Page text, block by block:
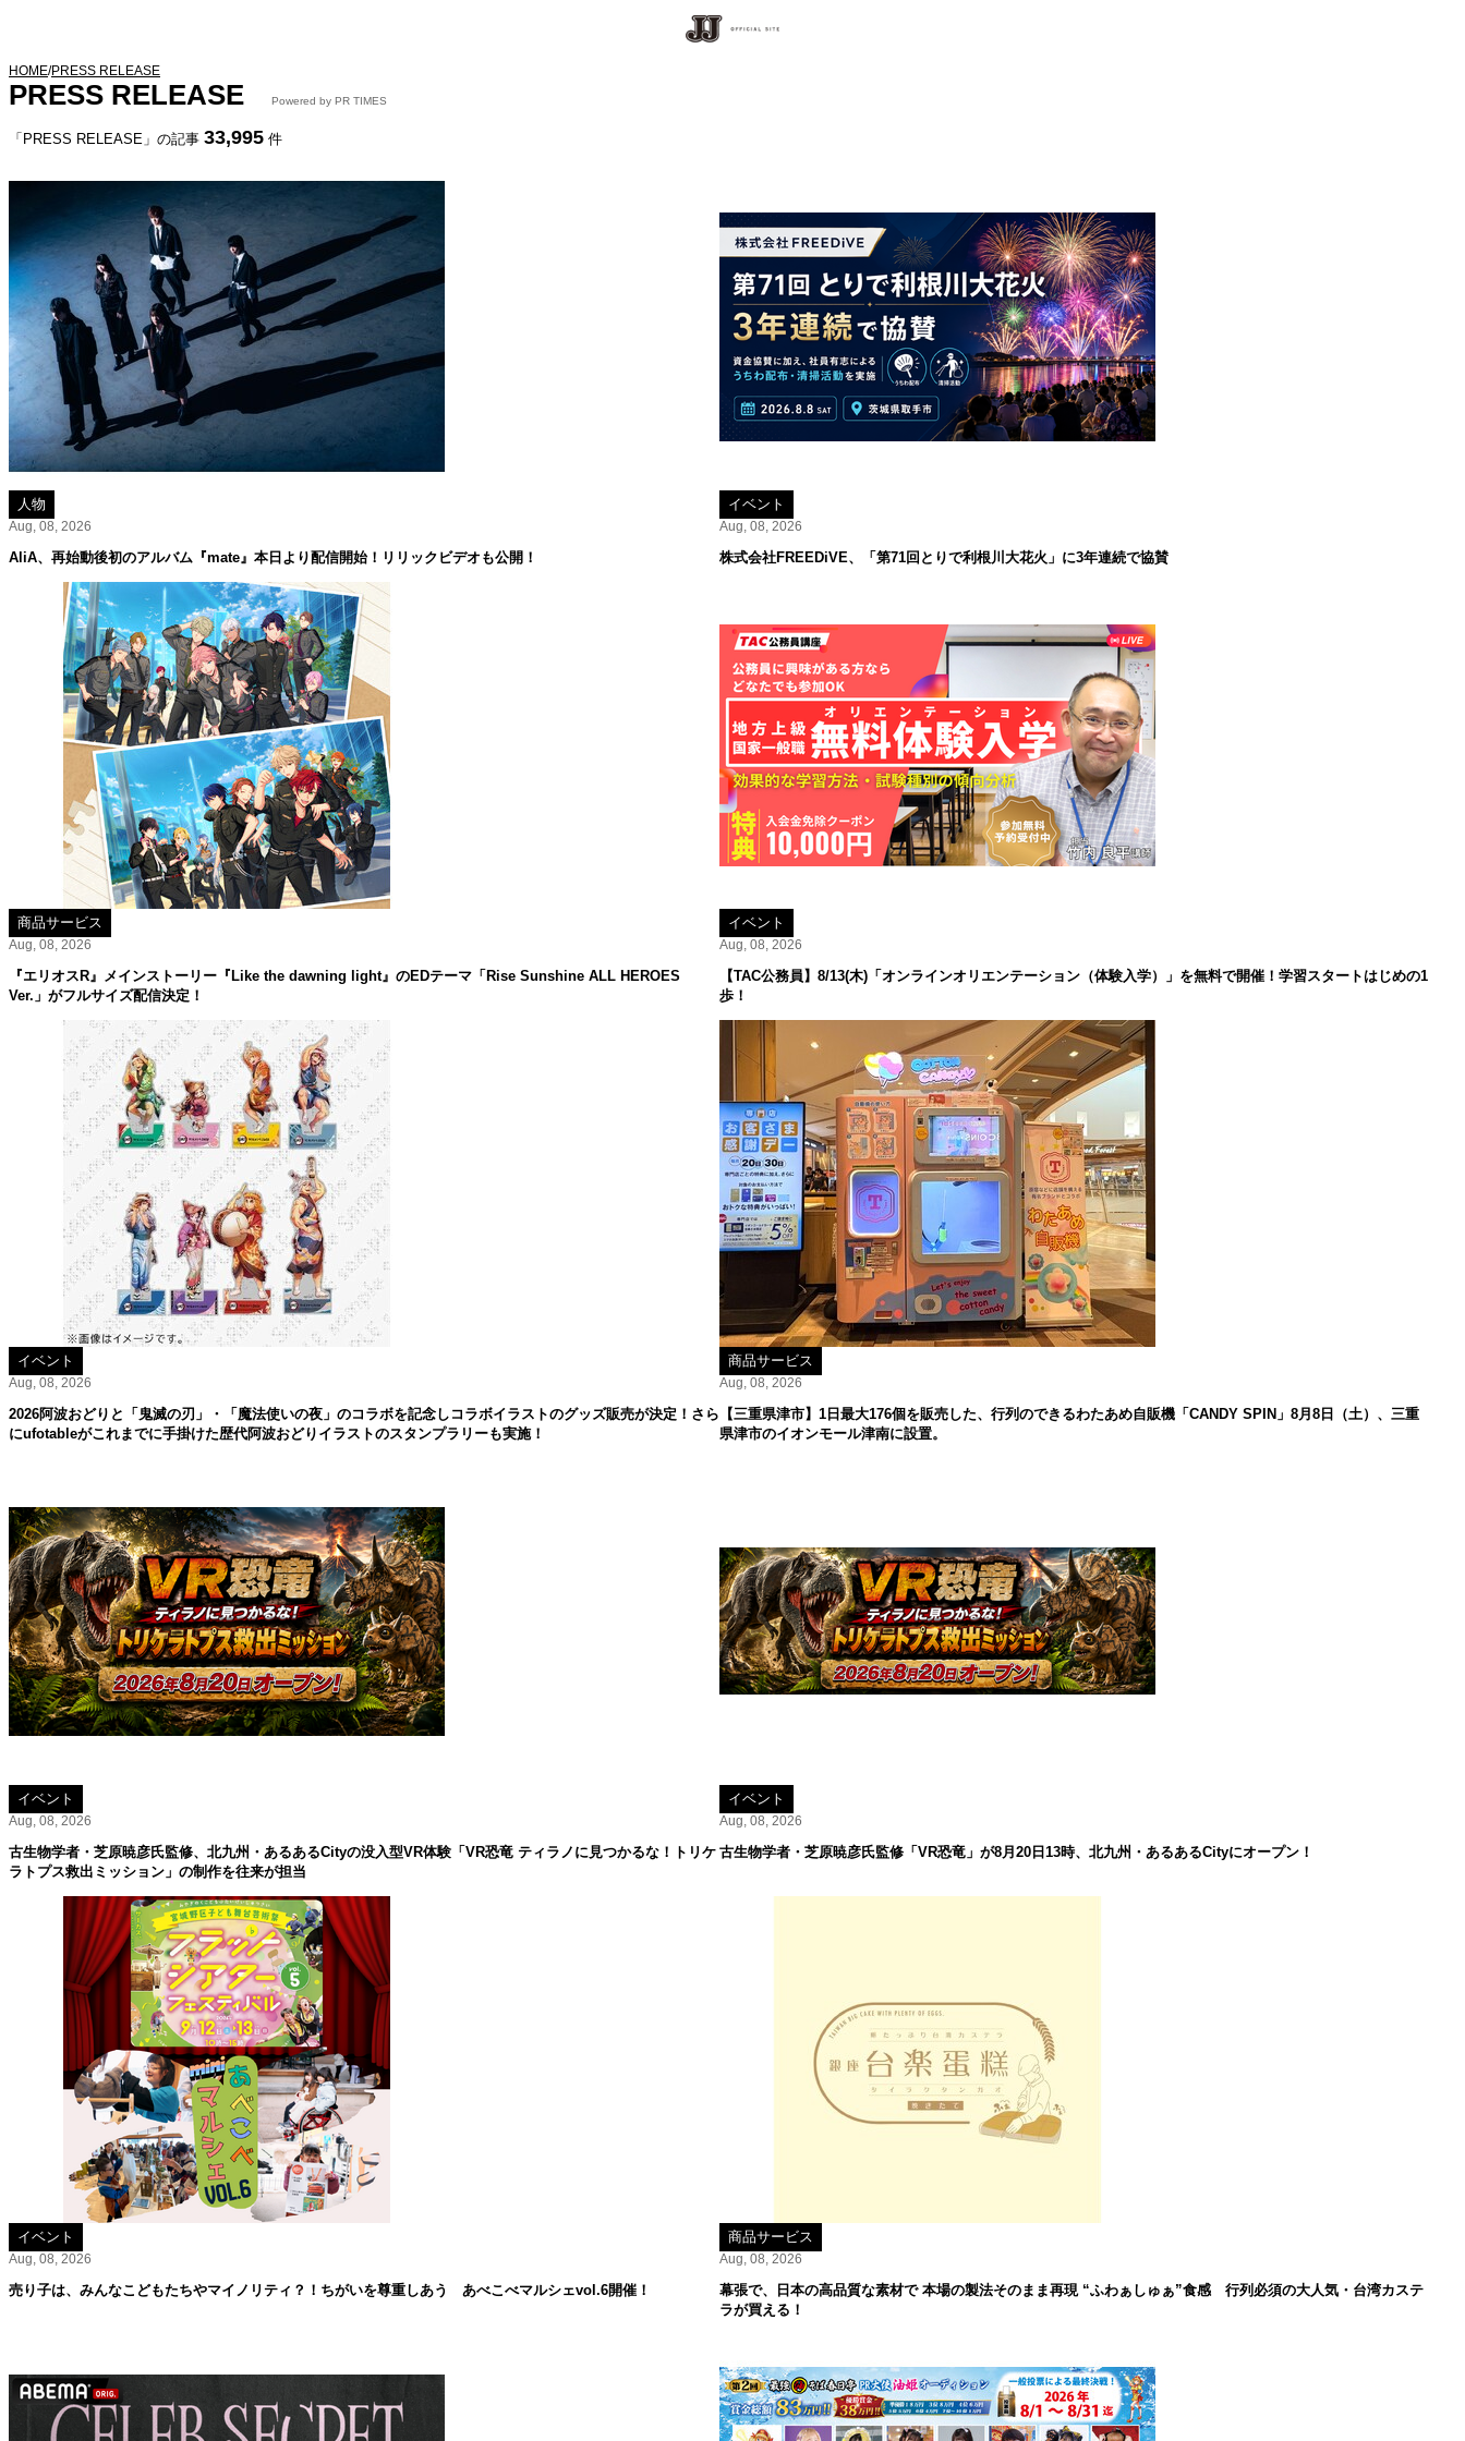
HOME/PRESS RELEASE
PRESS RELEASE Powered by PR TIMES
「PRESS RELEASE」の記事 33,995 件
人物
Aug, 08, 2026
AliA、再始動後初のアルバム『mate』本日より配信開始！リリックビデオも公開！
イベント
Aug, 08, 2026
株式会社FREEDiVE、「第71回とりで利根川大花火」に3年連続で協賛
商品サービス
Aug, 08, 2026
『エリオスR』メインストーリー『Like the dawning light』のEDテーマ「Rise Sunshine ALL HEROES
Ver.」がフルサイズ配信決定！
イベント
Aug, 08, 2026
【TAC公務員】8/13(木)「オンラインオリエンテーション（体験入学）」を無料で開催！学習スタートはじめの1
歩！
イベント
Aug, 08, 2026
2026阿波おどりと「鬼滅の刃」・「魔法使いの夜」のコラボを記念しコラボイラストのグッズ販売が決定！さら
にufotableがこれまでに手掛けた歴代阿波おどりイラストのスタンプラリーも実施！
商品サービス
Aug, 08, 2026
【三重県津市】1日最大176個を販売した、行列のできるわたあめ自販機「CANDY SPIN」8月8日（土）、三重
県津市のイオンモール津南に設置。
イベント
Aug, 08, 2026
古生物学者・芝原暁彦氏監修、北九州・あるあるCityの没入型VR体験「VR恐竜 ティラノに見つかるな！トリケ
ラトプス救出ミッション」の制作を往来が担当
イベント
Aug, 08, 2026
古生物学者・芝原暁彦氏監修「VR恐竜」が8月20日13時、北九州・あるあるCityにオープン！
イベント
Aug, 08, 2026
売り子は、みんなこどもたちやマイノリティ？！ちがいを尊重しあう あべこべマルシェvol.6開催！
商品サービス
Aug, 08, 2026
幕張で、日本の高品質な素材で 本場の製法そのまま再現 “ふわぁしゅぁ”食感 行列必須の大人気・台湾カステ
ラが買える！